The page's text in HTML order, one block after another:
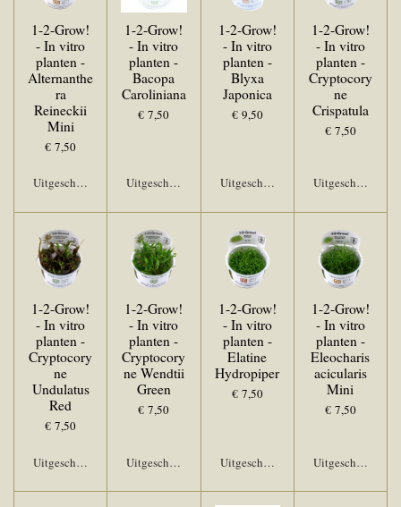
1-2-Grow!
- In vitro
planten -
Alternanthe
ra
Reineckii
Mini
€ 7,50
Uitgeschakeld
1-2-Grow!
- In vitro
planten -
Bacopa
Caroliniana
€ 7,50
Uitgeschakeld
1-2-Grow!
- In vitro
planten -
Blyxa
Japonica
€ 9,50
Uitgeschakeld
1-2-Grow!
- In vitro
planten -
Cryptocory
ne
Crispatula
€ 7,50
Uitgeschakeld
1-2-Grow!
- In vitro
planten -
Cryptocory
ne
Undulatus
Red
€ 7,50
Uitgeschakeld
1-2-Grow!
- In vitro
planten -
Cryptocory
ne Wendtii
Green
€ 7,50
Uitgeschakeld
1-2-Grow!
- In vitro
planten -
Elatine
Hydropiper
€ 7,50
Uitgeschakeld
1-2-Grow!
- In vitro
planten -
Eleocharis
acicularis
Mini
€ 7,50
Uitgeschakeld